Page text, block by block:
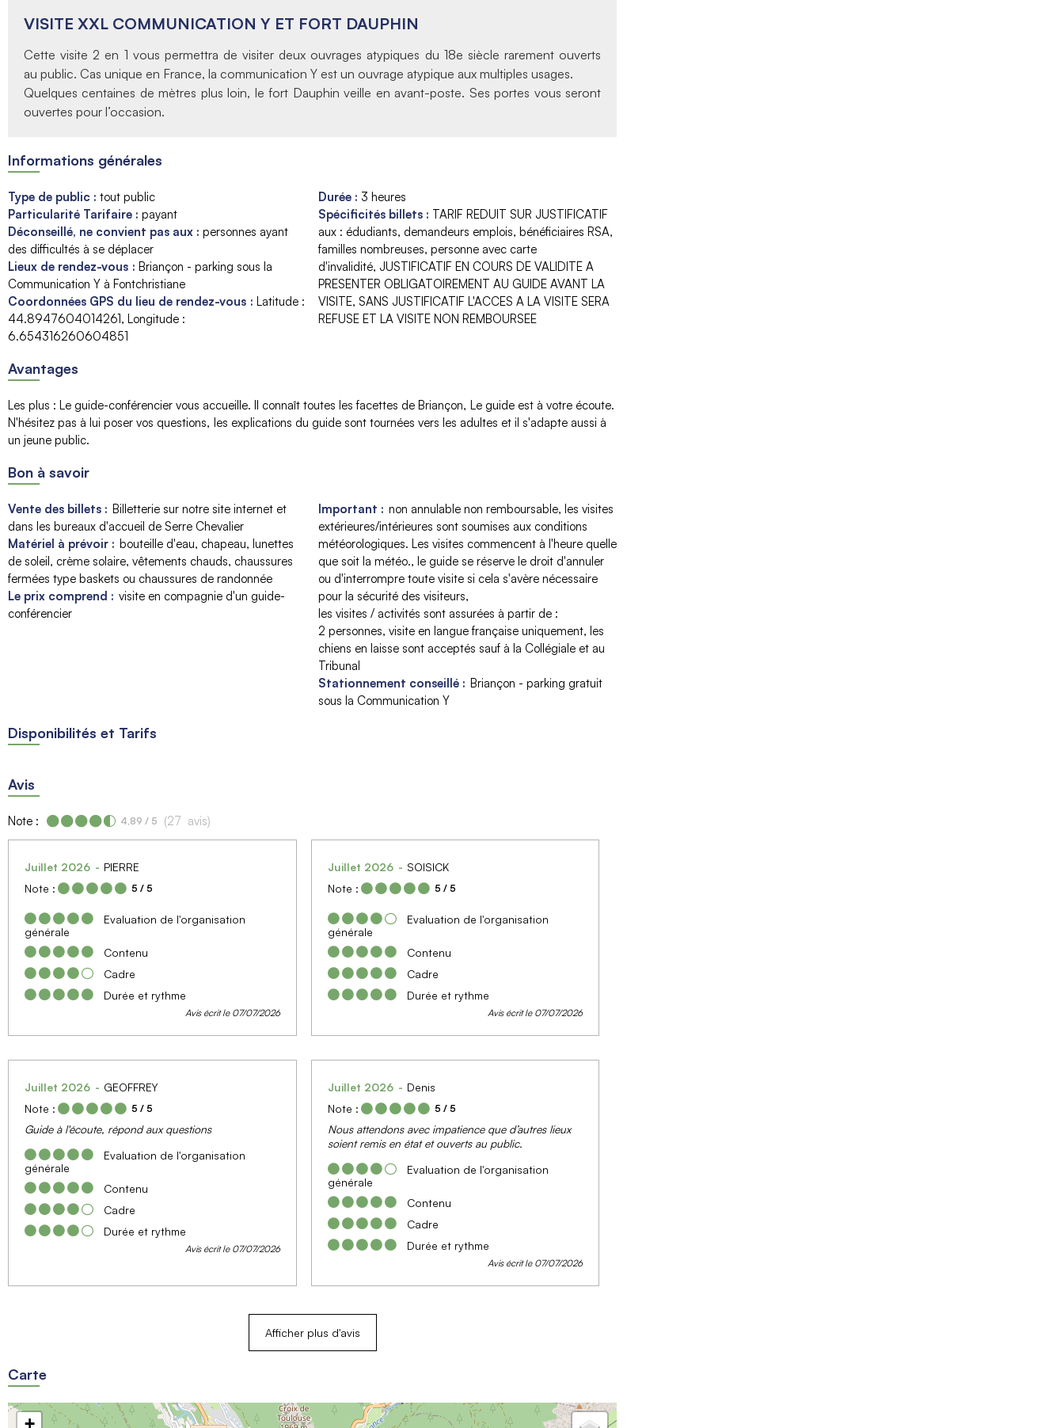
VISITE XXL COMMUNICATION Y ET FORT DAUPHIN
Cette visite 2 en 1 vous permettra de visiter deux ouvrages atypiques du 18e siècle rarement ouverts
au public. Cas unique en France, la communication Y est un ouvrage atypique aux multiples usages.
Quelques centaines de mètres plus loin, le fort Dauphin veille en avant-poste. Ses portes vous seront
ouvertes pour l’occasion.
Informations générales
Type de public : tout public
Particularité Tarifaire : payant
Déconseillé, ne convient pas aux : personnes ayant
des difficultés à se déplacer
Lieux de rendez-vous : Briançon - parking sous la
Communication Y à Fontchristiane
Coordonnées GPS du lieu de rendez-vous : Latitude :
44.8947604014261 Longitude :
6.654316260604851
Durée : 3 heures
Spécificités billets : TARIF REDUIT SUR JUSTIFICATIF
aux : édudiants, demandeurs emplois, bénéficiaires RSA,
familles nombreuses, personne avec carte
d'invalidité JUSTIFICATIF EN COURS DE VALIDITE A
PRESENTER OBLIGATOIREMENT AU GUIDE AVANT LA
VISITE, SANS JUSTIFICATIF L'ACCES A LA VISITE SERA
REFUSE ET LA VISITE NON REMBOURSEE
Avantages
Les plus : Le guide-conférencier vous accueille. Il connaît toutes les facettes de Briançon Le guide est à votre écoute.
N'hésitez pas à lui poser vos questions les explications du guide sont tournées vers les adultes et il s'adapte aussi à
un jeune public
Bon à savoir
Vente des billets : Billetterie sur notre site internet et
dans les bureaux d'accueil de Serre Chevalier
Matériel à prévoir : bouteille d'eau chapeau, lunettes
de soleil, crème solaire vêtements chauds, chaussures
fermées type baskets ou chaussures de randonnée
Le prix comprend : visite en compagnie d'un guide-
conférencier
Important : non annulable non remboursable les visites
extérieures/intérieures sont soumises aux conditions
météorologiques. Les visites commencent à l'heure quelle
que soit la météo. le guide se réserve le droit d'annuler
ou d'interrompre toute visite si cela s'avère nécessaire
pour la sécurité des visiteurs
les visites / activités sont assurées à partir de :
2 personnes visite en langue française uniquement les
chiens en laisse sont acceptés sauf à la Collégiale et au
Tribunal
Stationnement conseillé : Briançon - parking gratuit
sous la Communication Y
Disponibilités et Tarifs
Avis
Note : 4,89 / 5 (27 avis)
Juillet 2026
PIERRE
Note :
5 / 5
Evaluation de l'organisation
générale
Contenu
Cadre
Durée et rythme
Avis écrit le 07/07/2026
Juillet 2026
SOISICK
Note :
5 / 5
Evaluation de l'organisation
générale
Contenu
Cadre
Durée et rythme
Avis écrit le 07/07/2026
Juillet 2026
GEOFFREY
Note :
5 / 5
Guide à l'écoute, répond aux questions
Evaluation de l'organisation
générale
Contenu
Cadre
Durée et rythme
Avis écrit le 07/07/2026
Juillet 2026
Denis
Note :
5 / 5
Nous attendons avec impatience que d’autres lieux
soient remis en état et ouverts au public.
Evaluation de l'organisation
générale
Contenu
Cadre
Durée et rythme
Avis écrit le 07/07/2026
Afficher plus d'avis
Carte
+